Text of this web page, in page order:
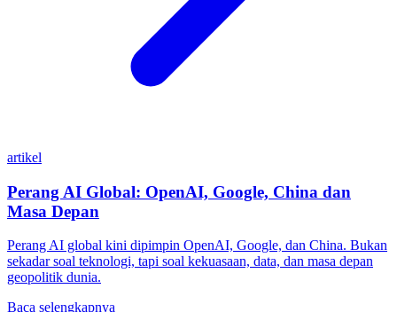
artikel
Perang AI Global: OpenAI, Google, China dan
Masa Depan
Perang AI global kini dipimpin OpenAI, Google, dan China. Bukan
sekadar soal teknologi, tapi soal kekuasaan, data, dan masa depan
geopolitik dunia.
Baca selengkapnya